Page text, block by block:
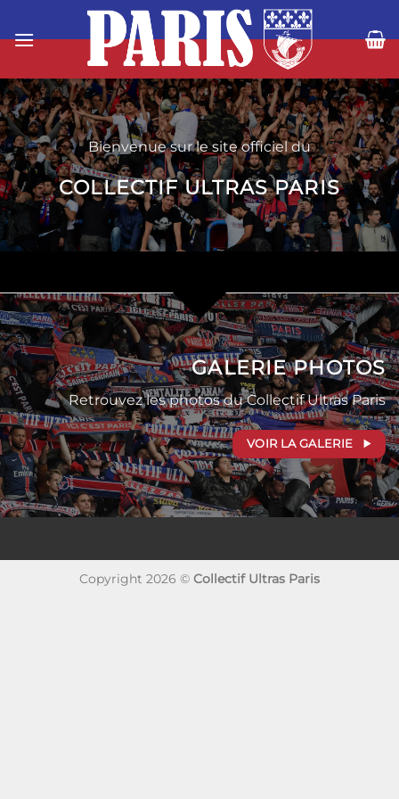
au
Bienvenue sur le site officiel du
COLLECTIF ULTRAS PARIS
GALERIE PHOTOS
Retrouvez les photos du Collectif Ultras Paris
VOIR LA GALERIE
Copyright 2026 © Collectif Ultras Paris